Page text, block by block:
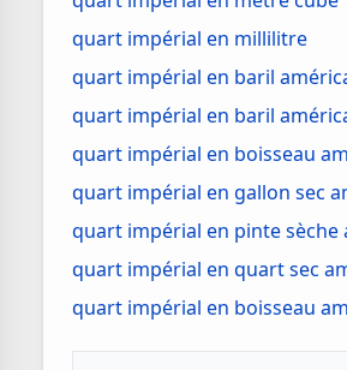
quart impérial en millilitre
quart impérial en baril
quart impérial en baril
quart impérial en boisseau
quart impérial en gallon sec
quart impérial en pinte sèche
quart impérial en quart sec
quart impérial en boisseau